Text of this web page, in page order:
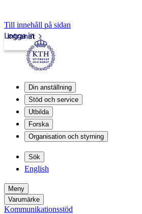
Till innehåll på sidan
Intranät
Logga in
Din anställning
Stöd och service
Utbilda
Forska
Organisation och styrning
Sök
English
Meny
Varumärke
Kommunikationsstöd